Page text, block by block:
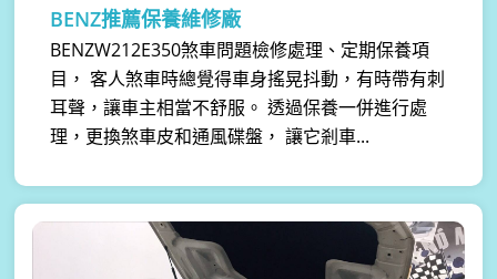
BENZ推薦保養維修廠
BENZW212E350煞車問題檢修處理、定期保養項
目， 客人煞車時總覺得車身搖晃抖動，有時帶有刺
耳聲，讓車主相當不舒服。 透過保養一併進行處
理，更換煞車皮和通風碟盤， 讓它剎車...